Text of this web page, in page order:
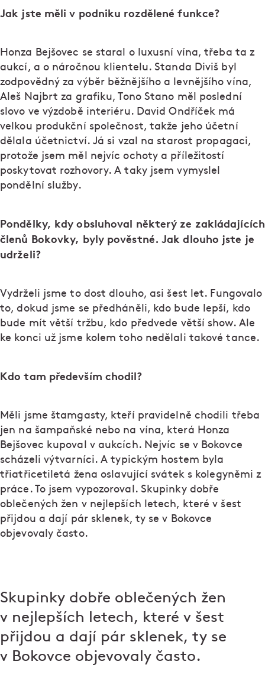
Jak jste měli v podniku rozdělené funkce?
Honza Bejšovec se staral o luxusní vína, třeba ta z
aukcí, a o náročnou klientelu. Standa Diviš byl
zodpovědný za výběr běžnějšího a levnějšího vína,
Aleš Najbrt za grafiku, Tono Stano měl poslední
slovo ve výzdobě interiéru. David Ondříček má
velkou produkční společnost, takže jeho účetní
dělala účetnictví. Já si vzal na starost propagaci,
protože jsem měl nejvíc ochoty a příležitostí
poskytovat rozhovory. A taky jsem vymyslel
pondělní služby.
Pondělky, kdy obsluhoval některý ze zakládajících
členů Bokovky, byly pověstné. Jak dlouho jste je
udrželi?
Vydrželi jsme to dost dlouho, asi šest let. Fungovalo
to, dokud jsme se předháněli, kdo bude lepší, kdo
bude mít větší tržbu, kdo předvede větší show. Ale
ke konci už jsme kolem toho nedělali takové tance.
Kdo tam především chodil?
Měli jsme štamgasty, kteří pravidelně chodili třeba
jen na šampaňské nebo na vína, která Honza
Bejšovec kupoval v aukcích. Nejvíc se v Bokovce
scházeli výtvarníci. A typickým hostem byla
třiatřicetiletá žena oslavující svátek s kolegyněmi z
práce. To jsem vypozoroval. Skupinky dobře
oblečených žen v nejlepších letech, které v šest
přijdou a dají pár sklenek, ty se v Bokovce
objevovaly často.
Skupinky dobře oblečených žen
v nejlepších letech, které v šest
přijdou a dají pár sklenek, ty se
v Bokovce objevovaly často.